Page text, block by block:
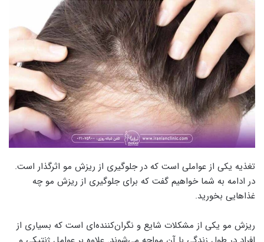
تغذیه یکی از عواملی است که در جلوگیری از ریزش مو اثرگذار است.
در ادامه به شما خواهیم گفت که برای جلوگیری از ریزش مو چه
غذاهایی بخورید.
ریزش مو یکی از مشکلات شایع و نگران‌کننده‌ای است که بسیاری از